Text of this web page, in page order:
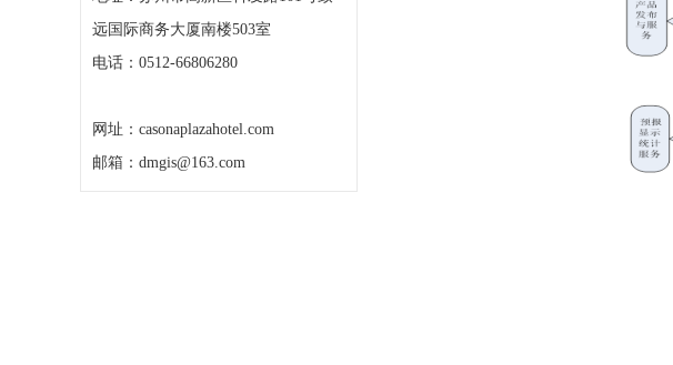
远国际商务大厦南楼503室
电话：0512-66806280
网址：casonaplazahotel.com
邮箱：dmgis@163.com